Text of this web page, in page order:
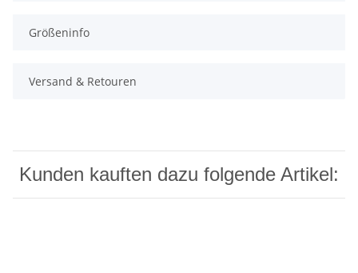
Größeninfo
Versand & Retouren
Kunden kauften dazu folgende Artikel: